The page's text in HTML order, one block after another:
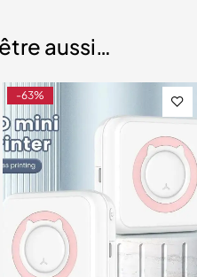
aussi…
-63%